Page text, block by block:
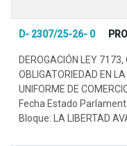
D- 2307/25-26- 0
DEROGACIÓN LEY
OBLIGATORIEDAD EN
UNIFORME DE
Fecha Estado
Bloque: LA LIBERTAD